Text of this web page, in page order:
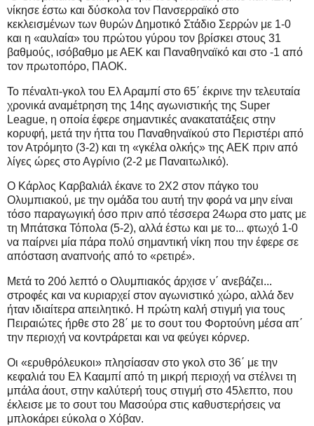
νίκησε έστω και δύσκολα τον Πανσερραϊκό στο
κεκλεισμένων των θυρών Δημοτικό Στάδιο Σερρών με 1-0
και η «αυλαία» του πρώτου γύρου τον βρίσκει στους 31
βαθμούς, ισόβαθμο με ΑΕΚ και Παναθηναϊκό και στο -1 από
τον πρωτοπόρο, ΠΑΟΚ.
Το πέναλτι-γκολ του Ελ Αραμπί στο 65΄ έκρινε την τελευταία
χρονικά αναμέτρηση της 14ης αγωνιστικής της Super
League, η οποία έφερε σημαντικές ανακατατάξεις στην
κορυφή, μετά την ήττα του Παναθηναϊκού στο Περιστέρι από
τον Ατρόμητο (3-2) και τη «γκέλα ολκής» της ΑΕΚ πριν από
λίγες ώρες στο Αγρίνιο (2-2 με Παναιτωλικό).
Ο Κάρλος Καρβαλιάλ έκανε το 2Χ2 στον πάγκο του
Ολυμπιακού, με την ομάδα του αυτή την φορά να μην είναι
τόσο παραγωγική όσο πριν από τέσσερα 24ωρα στο ματς με
τη Μπάτσκα Τόπολα (5-2), αλλά έστω και με το... φτωχό 1-0
να παίρνει μία πάρα πολύ σημαντική νίκη που την έφερε σε
απόσταση αναπνοής από το «ρετιρέ».
Μετά το 20ό λεπτό ο Ολυμπιακός άρχισε ν΄ ανεβάζει...
στροφές και να κυριαρχεί στον αγωνιστικό χώρο, αλλά δεν
ήταν ιδιαίτερα απειλητικό. Η πρώτη καλή στιγμή για τους
Πειραιώτες ήρθε στο 28΄ με το σουτ του Φορτούνη μέσα απ΄
την περιοχή να κοντράρεται και να φεύγει κόρνερ.
Οι «ερυθρόλευκοι» πλησίασαν στο γκολ στο 36΄ με την
κεφαλιά του Ελ Κααμπί από τη μικρή περιοχή να στέλνει τη
μπάλα άουτ, στην καλύτερή τους στιγμή στο 45λεπτο, που
έκλεισε με το σουτ του Μασούρα στις καθυστερήσεις να
μπλοκάρει εύκολα ο Χόβαν.